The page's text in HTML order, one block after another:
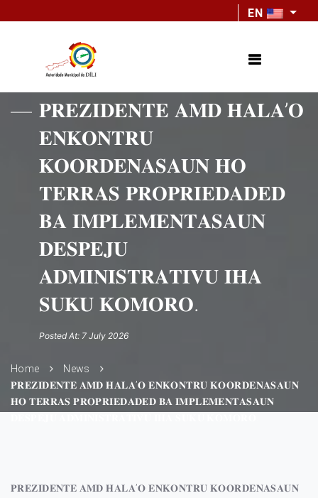
EN
𝐏𝐑𝐄𝐙𝐈𝐃𝐄𝐍𝐓𝐄 𝐀𝐌𝐃 𝐇𝐀𝐋𝐀’𝐎
𝐄𝐍𝐊𝐎𝐍𝐓𝐑𝐔
𝐊𝐎𝐎𝐑𝐃𝐄𝐍𝐀𝐒𝐀𝐔𝐍 𝐇𝐎
𝐓𝐄𝐑𝐑𝐀𝐒 𝐏𝐑𝐎𝐏𝐑𝐈𝐄𝐃𝐀𝐃𝐄𝐃
𝐁𝐀 𝐈𝐌𝐏𝐋𝐄𝐌𝐄𝐍𝐓𝐀𝐒𝐀𝐔𝐍
𝐃𝐄𝐒𝐏𝐄𝐉𝐔
𝐀𝐃𝐌𝐈𝐍𝐈𝐒𝐓𝐑𝐀𝐓𝐈𝐕𝐔 𝐈𝐇𝐀
𝐒𝐔𝐊𝐔 𝐊𝐎𝐌𝐎𝐑𝐎.
Posted At: 7 July 2026
Home
News
𝐏𝐑𝐄𝐙𝐈𝐃𝐄𝐍𝐓𝐄 𝐀𝐌𝐃 𝐇𝐀𝐋𝐀’𝐎 𝐄𝐍𝐊𝐎𝐍𝐓𝐑𝐔 𝐊𝐎𝐎𝐑𝐃𝐄𝐍𝐀𝐒𝐀𝐔𝐍
𝐇𝐎 𝐓𝐄𝐑𝐑𝐀𝐒 𝐏𝐑𝐎𝐏𝐑𝐈𝐄𝐃𝐀𝐃𝐄𝐃 𝐁𝐀 𝐈𝐌𝐏𝐋𝐄𝐌𝐄𝐍𝐓𝐀𝐒𝐀𝐔𝐍
𝐏𝐑𝐄𝐙𝐈𝐃𝐄𝐍𝐓𝐄 𝐀𝐌𝐃 𝐇𝐀𝐋𝐀’𝐎 𝐄𝐍𝐊𝐎𝐍𝐓𝐑𝐔 𝐊𝐎𝐎𝐑𝐃𝐄𝐍𝐀𝐒𝐀𝐔𝐍